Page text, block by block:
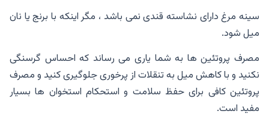
سینه مرغ دارای نشاسته قندی نمی باشد ، مگر اینکه با برنج یا نان
میل شود.
مصرف پروتئین ها به شما یاری می رساند که احساس گرسنگی
نکنید و با کاهش میل به تنقلات از پرخوری جلوگیری کنید و مصرف
پروتئین کافی برای حفظ سلامت و استحکام استخوان ها بسیار
مفید است.